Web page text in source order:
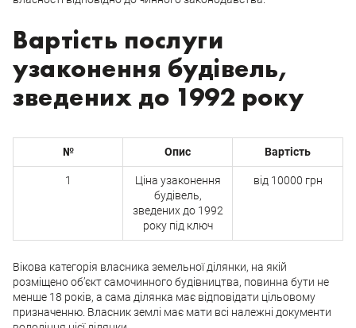
Вартість послуги
узаконення будівель,
зведених до 1992 року
№ Опис Вартість
1
Ціна узаконення
будівель,
зведених до 1992
року під ключ
від 10000 грн
Вікова категорія власника земельної ділянки, на якій
розміщено об’єкт самочинного будівництва, повинна бути не
менше 18 років, а сама ділянка має відповідати цільовому
призначенню. Власник землі має мати всі належні документи